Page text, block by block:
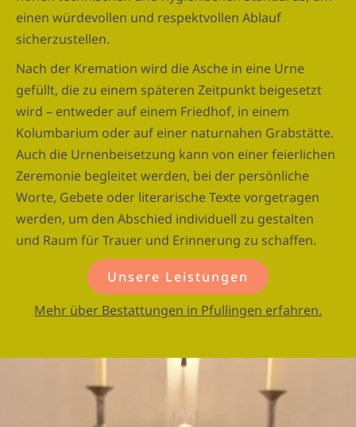
einen würdevollen und respektvollen Ablauf
sicherzustellen.
Nach der Kremation wird die Asche in eine Urne
gefüllt, die zu einem späteren Zeitpunkt beigesetzt
wird – entweder auf einem Friedhof, in einem
Kolumbarium oder auf einer naturnahen Grabstätte.
Auch die Urnenbeisetzung kann von einer feierlichen
Zeremonie begleitet werden, bei der persönliche
Worte, Gebete oder literarische Texte vorgetragen
werden, um den Abschied individuell zu gestalten
und Raum für Trauer und Erinnerung zu schaffen.
Unsere Leistungen
Mehr über Bestattungen in Pfullingen erfahren.